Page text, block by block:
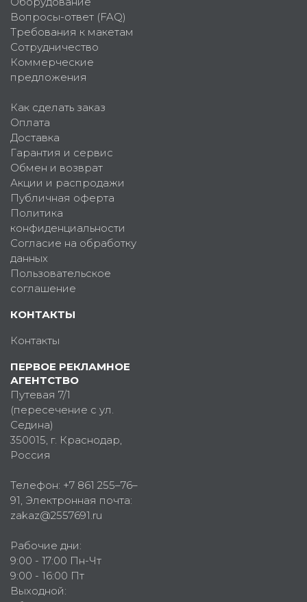
Вопросы-ответ (FAQ)
Требования к макетам
Сотрудничество
Коммерческие
предложения
Как сделать заказ
Оплата
Доставка
Гарантия и сервис
Обмен и возврат
Акции и распродажи
Публичная оферта
Политика
конфиденциальности
Согласие на обработку
данных
Пользовательское
соглашение
КОНТАКТЫ
Контакты
ПЕРВОЕ РЕКЛАМНОЕ
АГЕНТСТВО
Путевая 7/1
(пересечение с ул.
Седина)
350015, г. Краснодар,
Россия
Телефон: +7 861 255–76–
91, Электронная почта:
zakaz@2557691.ru
Рабочие дни:
9:00 - 17:00 Пн-Чт
9:00 - 16:00 Пт
Выходной: